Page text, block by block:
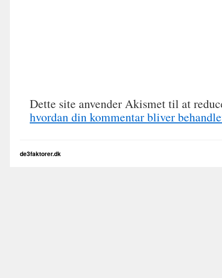
Dette site anvender Akismet til at
hvordan din kommentar bliver
de3faktorer.dk